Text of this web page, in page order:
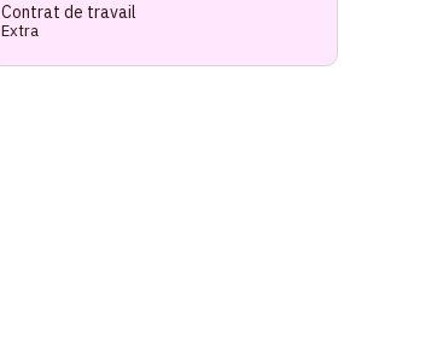
Contrat de travail
Extra